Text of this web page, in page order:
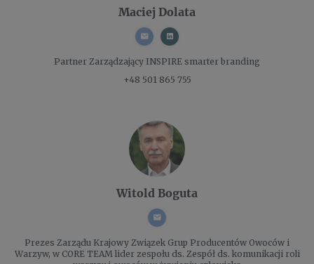
Maciej Dolata
Partner Zarządzający INSPIRE smarter branding
+48 501 865 755
Witold Boguta
Prezes Zarządu Krajowy Związek Grup Producentów Owoców i
Warzyw, w CORE TEAM lider zespołu ds. Zespół ds. komunikacji roli